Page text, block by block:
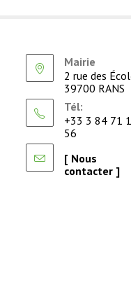
Mairie
2 rue des
39700 RANS
Tél:
+33 3 84 71
56
[ Nous
contacter ]